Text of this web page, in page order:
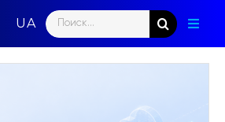
Search
for: